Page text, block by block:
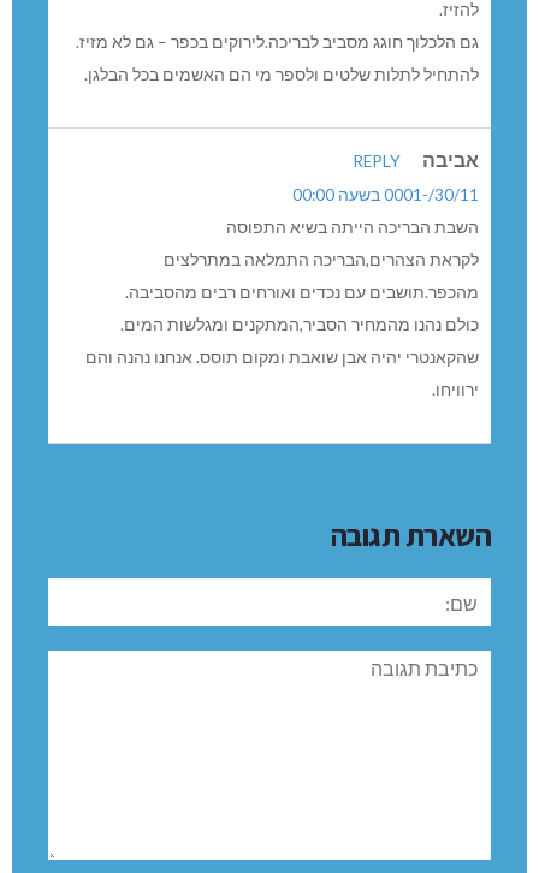
להזיז.
גם הלכלוך חוגג מסביב לבריכה.לירוקים בכפר – גם לא מזיז.
להתחיל לתלות שלטים ולספר מי הם האשמים בכל הבלגן.
אביבה
REPLY
30/11/-0001 בשעה 00:00
השבת הבריכה הייתה בשיא התפוסה
לקראת הצהרים,הבריכה התמלאה במתרלצים
מהכפר.תושבים עם נכדים ואורחים רבים מהסביבה.
כולם נהנו מהמחיר הסביר,המתקנים ומגלשות המים.
שהקאנטרי יהיה אבן שואבת ומקום תוסס. אנחנו נהנה והם
ירוויחו.
השארת תגובה
תגובה